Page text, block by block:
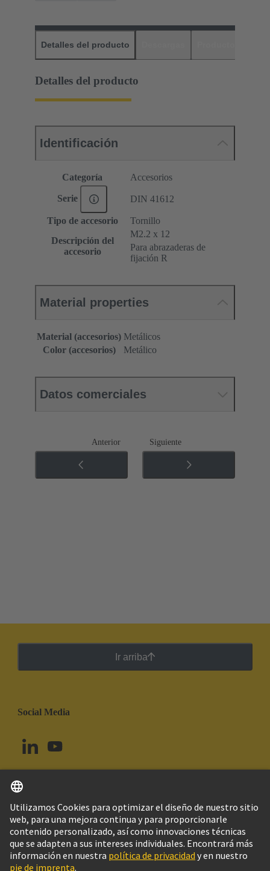
Detalles del producto
Detalles del producto
Identificación
Categoría Accesorios
Serie DIN 41612
Tipo de accesorio
Tornillo
Descripción del
accesorio
M2.2 x 12
Para abrazaderas de
fijación R
Material properties
Material (accesorios) Metálicos
Color (accesorios)
Metálico
Datos comerciales
Anterior Siguiente
Ir arriba
Social Media
Uruguay Español
© Grupo Tecnológico HARTING